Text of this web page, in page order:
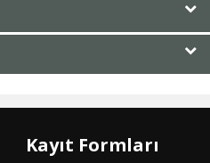
Kayıt Formları